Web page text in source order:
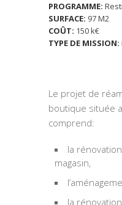
PROGRAMME:
SURFACE: 97 M2
COÛT: 150 k€
TYPE DE MISSION:
Le projet de
boutique située
comprend:
la
magasin,
la